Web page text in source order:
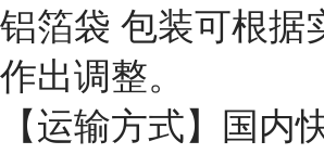
铝箔袋 包装可根据
作出调整。
【运输方式】国内